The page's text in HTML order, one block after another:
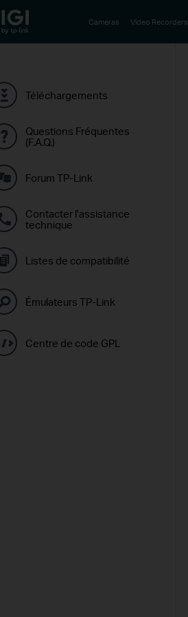
Reliably Smart Cameras Video Recorders
Téléchargements
Questions Fréquentes
(F.A.Q.)
Forum TP-Link
Contacter l'assistance
technique
Listes de compatibilité
Émulateurs TP-Link
Centre de code GPL